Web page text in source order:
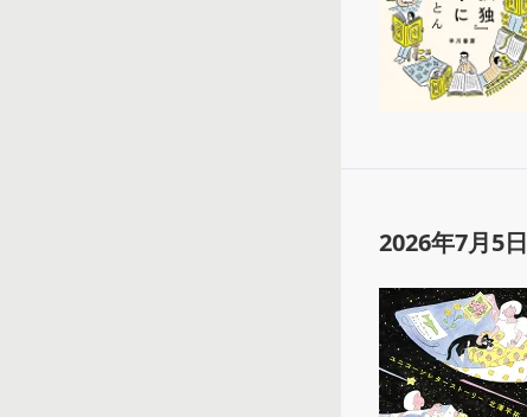
2026年7月5日